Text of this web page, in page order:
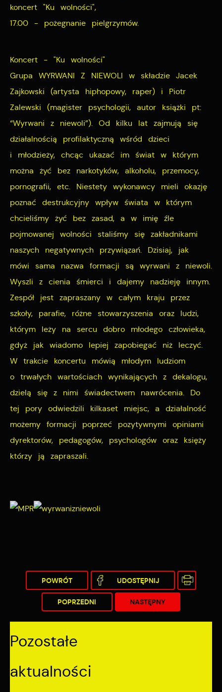
koncert "Ku wolności",
17.00 - pożegnanie pielgrzymów.
Koncert - "Ku wolności"
Grupa WYRWANI Z NIEWOLI w składzie Jacek
Zajkowski (artysta hiphopowy, raper) i Piotr
Zalewski (magister psychologii, autor książki pt:
“Wyrwani z niewoli”). Od kilku lat zajmują się
działalnością profilaktyczną wśród dzieci
i młodzieży, chcąc ukazać im świat w którym
można żyć bez narkotyków, alkoholu, przemocy,
pornografii, etc. Niestety wykonawcy mieli okazję
poznać destrukcyjny wpływ świata w którym
chcieliśmy żyć bez zasad, a w imię źle
pojmowanej wolności staliśmy się zakładnikami
naszych negatywnych przywiązań. Dzisiaj, jak
mówi sama nazwa formacji są wyrwani z niewoli.
Wyszli z cienia śmierci i dajemy nadzieję innym.
Zespół jest zapraszany w całym kraju przez
szkoły, parafie, różne stowarzyszenia oraz ludzi,
którym leży na sercu dobro młodego człowieka,
gdyż jak wiadomo lepiej zapobiegać niż leczyć.
W trakcie koncertu mówią młodym ludziom
o trwałych wartościach wynikających z dekalogu,
dzielą się z nimi świadectwem nawrócenia. Do
tej pory odwiedzili kilkaset miejsc, a działalność
możemy formacji poprzeć pozytywnymi opiniami
dyrektorów, pedagogów, psychologów oraz księży
którzy ją zapraszali.
POWRÓT UDOSTĘPNIJ
POPRZEDNI NASTĘPNY
Pozostałe
aktualności
firm będących naszymi partnerami oraz innych
dostawców usług. Firmy te działają w charakterze
społecznościowych.